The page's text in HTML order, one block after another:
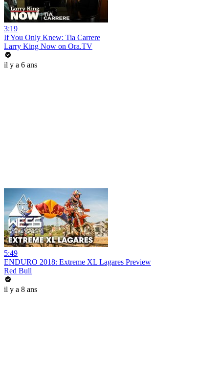
3:19
If You Only Knew: Tia Carrere
Larry King Now on Ora.TV
il y a 6 ans
5:49
ENDURO 2018: Extreme XL Lagares Preview
Red Bull
il y a 8 ans